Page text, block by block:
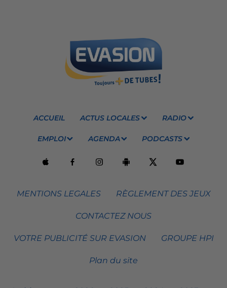
ACCUEIL ACTUS LOCALES RADIO
EMPLOI AGENDA PODCASTS
MENTIONS LEGALES RÈGLEMENT DES JEUX
CONTACTEZ NOUS
VOTRE PUBLICITÉ SUR EVASION GROUPE HPI
Plan du site